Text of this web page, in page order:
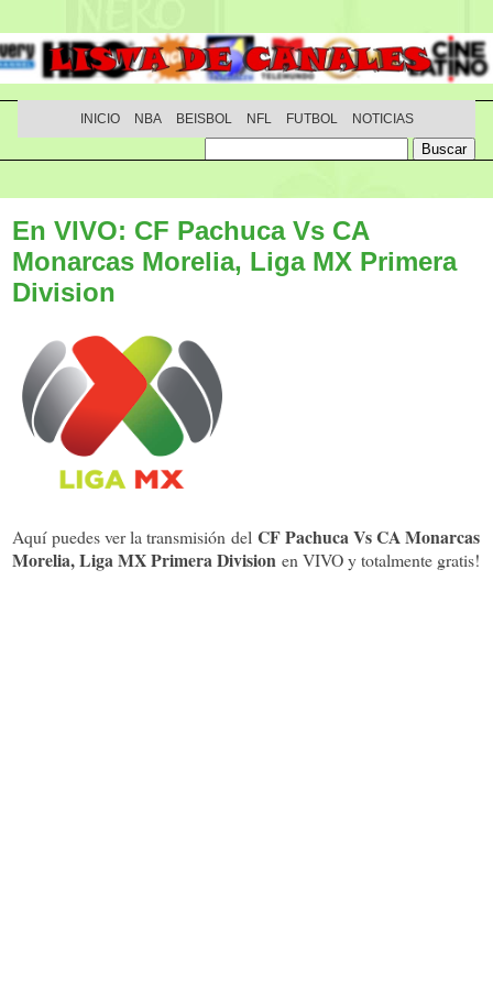
INICIO NBA BEISBOL NFL FUTBOL NOTICIAS
En VIVO: CF Pachuca Vs CA
Monarcas Morelia, Liga MX Primera
Division
Aquí puedes ver la transmisión del CF Pachuca Vs CA Monarcas
Morelia, Liga MX Primera Division en VIVO y totalmente gratis!